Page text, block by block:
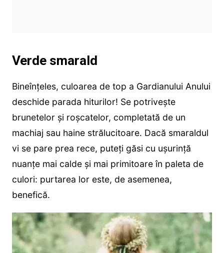
Verde smarald
Bineînțeles, culoarea de top a Gardianului Anului
deschide parada hiturilor! Se potrivește
brunetelor și roșcatelor, completată de un
machiaj sau haine strălucitoare. Dacă smaraldul
vi se pare prea rece, puteți găsi cu ușurință
nuanțe mai calde și mai primitoare în paleta de
culori: purtarea lor este, de asemenea,
benefică.